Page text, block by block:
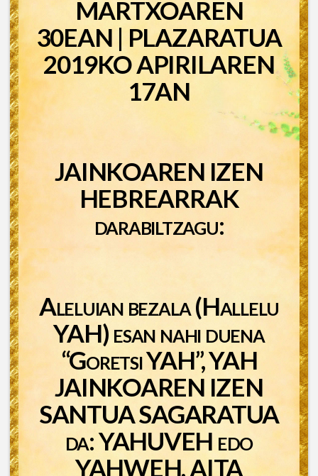
MARTXOAREN
30EAN | PLAZARATUA
2019KO APIRILAREN
17AN
JAINKOAREN IZEN
HEBREARRAK
darabiltzagu:
Aleluian bezala (Hallelu
YAH) esan nahi duena
“Goretsi YAH”, YAH
JAINKOAREN IZEN
SANTUA SAGARATUA
da: YAHUVEH edo
YAHWEH, AITA